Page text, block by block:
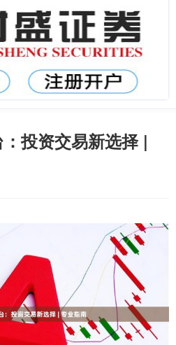
投资交易新选择 |